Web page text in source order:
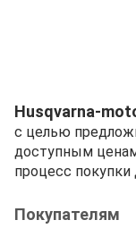
Husqvarna-
с целью
доступным
процесс покупки
Покупателям